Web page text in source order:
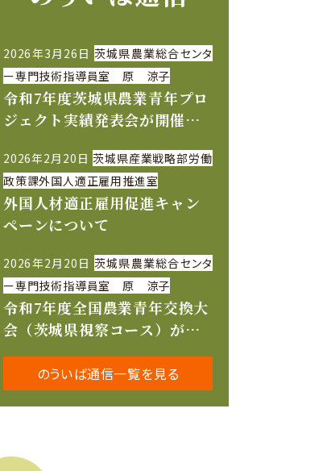
2026年3月26日 茨城県農業総合センタ
ー専門技術指導員室 原 涼子
令和7年度茨城県農業青年プロ
ジェクト実績発表会が開催さ
2026年2月20日 茨城県産業戦略部労働
政策課外国人適正雇用推進室
外国人材適正雇用促進キャン
ペーンについて
2026年2月20日 茨城県農業総合センタ
ー専門技術指導員室 原 涼子
令和7年度全国農業青年交換大
会（茨城県視察コース）が開
のういば通信一覧を見る